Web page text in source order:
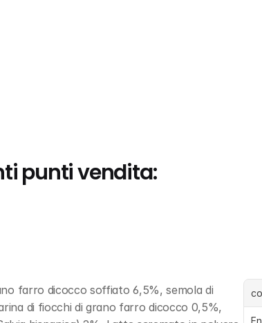
punti vendita:
farro dicocco soffiato 6,5%, semola di
di fiocchi di grano farro dicocco 0,5%,